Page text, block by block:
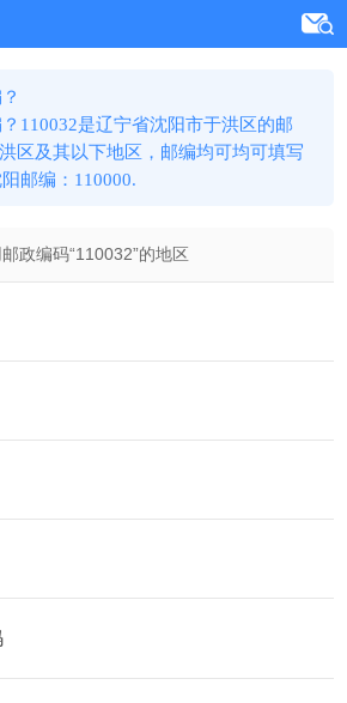
110032是辽宁省沈阳市于洪区的邮
区及其以下地区，邮编均可均可填写
邮编：110000.
政编码“110032”的地区